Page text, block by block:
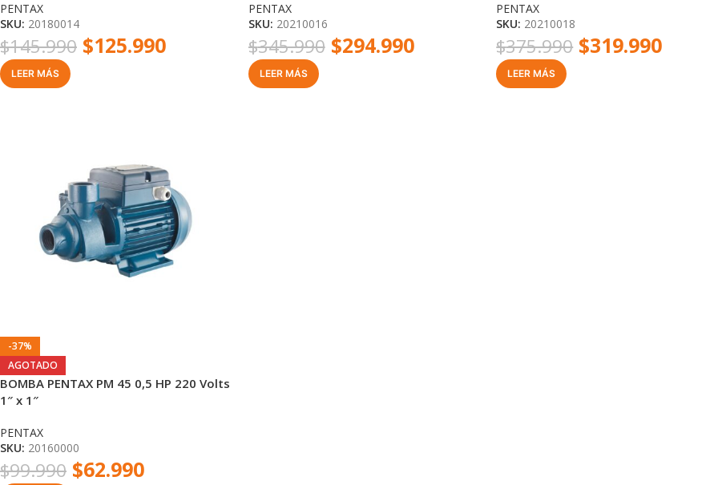
PENTAX
SKU: 20180014
$145.990 $125.990
LEER MÁS
PENTAX
SKU: 20210016
$345.990 $294.990
LEER MÁS
PENTAX
SKU: 20210018
$375.990 $319.990
LEER MÁS
-37%
AGOTADO
BOMBA PENTAX PM 45 0,5 HP 220 Volts
1″ x 1″
PENTAX
SKU: 20160000
$99.990 $62.990